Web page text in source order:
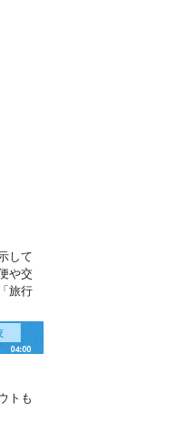
して
や交
旅行
トも